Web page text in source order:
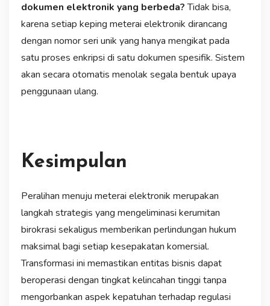
dokumen elektronik yang berbeda?Tidak bisa,
karena setiap keping meterai elektronik dirancang
dengan nomor seri unik yang hanya mengikat pada
satu proses enkripsi di satu dokumen spesifik. Sistem
akan secara otomatis menolak segala bentuk upaya
penggunaan ulang.
Kesimpulan
Peralihan menuju meterai elektronik merupakan
langkah strategis yang mengeliminasi kerumitan
birokrasi sekaligus memberikan perlindungan hukum
maksimal bagi setiap kesepakatan komersial.
Transformasi ini memastikan entitas bisnis dapat
beroperasi dengan tingkat kelincahan tinggi tanpa
mengorbankan aspek kepatuhan terhadap regulasi